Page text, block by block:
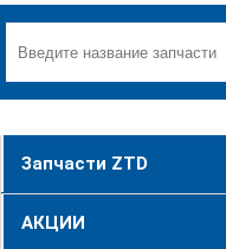
Запчасти ZTD
АКЦИИ